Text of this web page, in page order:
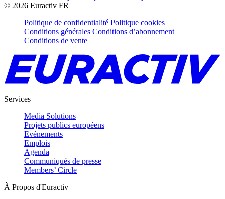
© 2026 Euractiv FR
Politique de confidentialité Politique cookies
Conditions générales Conditions d’abonnement
Conditions de vente
Services
Media Solutions
Projets publics européens
Evénements
Emplois
Agenda
Communiqués de presse
Members’ Circle
À Propos d'Euractiv